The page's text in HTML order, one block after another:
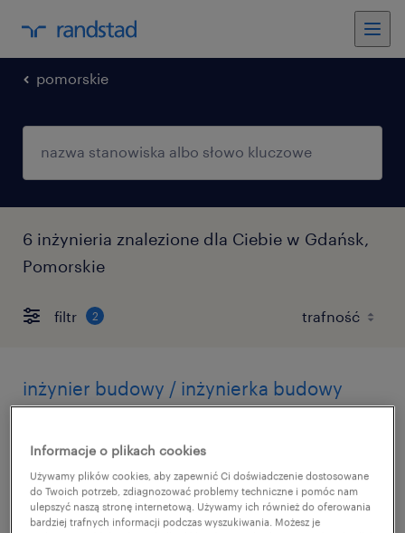
pomorskie
6 inżynieria znalezione dla Ciebie w Gdańsk,
Pomorskie
filtr 2
inżynier budowy / inżynierka budowy
praca stała
Informacje o plikach cookies
Używamy plików cookies, aby zapewnić Ci doświadczenie dostosowane
do Twoich potrzeb, zdiagnozować problemy techniczne i pomóc nam
ulepszyć naszą stronę internetową. Używamy ich również do oferowania
bardziej trafnych informacji podczas wyszukiwania. Możesz je